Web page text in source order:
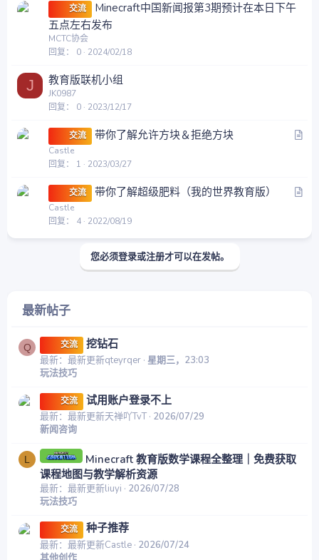
交流
Minecraft中国新闻报第3期预计在本日下午
五点左右发布
MCTC协会
回复
0 2024/02/18
J 教育版联机小组
JK0987
回复
0 2023/12/17
文
交流 带你了解允许方块＆拒绝方块
Castle
回复
1 2023/03/27
文
交流 带你了解超级肥料（我的世界教育版）
Castle
回复
4 2022/08/19
您必须登录或注册才可以在发帖。
最新帖子
Q 交流 挖钻石
最新：最新更新qteyrqer 星期三，23:03
玩法技巧
交流 试用账户登录不上
最新：最新更新天禅吖TvT 2026/07/29
新闻咨询
L
Minecraft 教育版数学课程全整理｜免费获取
课程地图与教学解析资源
最新：最新更新liuyi
2026/07/28
玩法技巧
交流 种子推荐
最新：最新更新Castle 2026/07/24